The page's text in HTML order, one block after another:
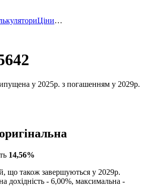
Ціни…
у 2025р. з погашенням у 2029р.
оригінальна
14,56%
що також завершуються у 2029р.
дохідність - 6,00%, максимальна -